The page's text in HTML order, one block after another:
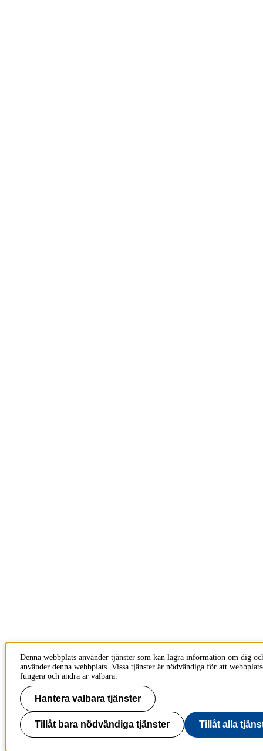
Denna webbplats använder tjänster som kan lagra information om dig
använder denna webbplats. Vissa tjänster är nödvändiga för att
fungera och andra är valbara.
Hantera valbara tjänster
Tillåt bara nödvändiga tjänster Tillåt alla